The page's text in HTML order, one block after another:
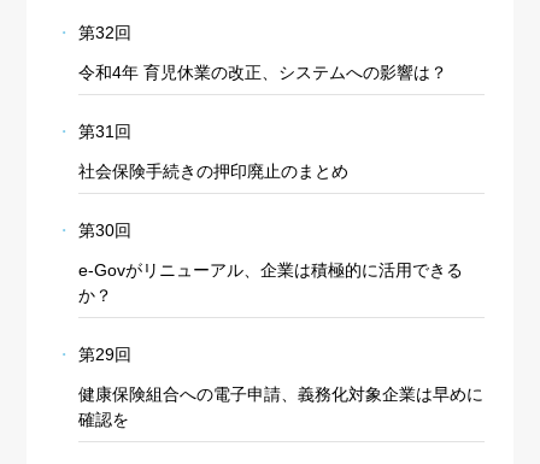
第32回
令和4年 育児休業の改正、システムへの影響は？
第31回
社会保険手続きの押印廃止のまとめ
第30回
e-Govがリニューアル、企業は積極的に活用できる
か？
第29回
健康保険組合への電子申請、義務化対象企業は早めに
確認を